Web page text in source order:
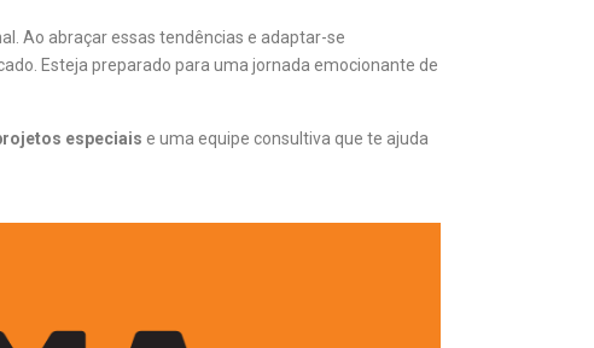
Ao abraçar essas tendências e adaptar-se
Esteja preparado para uma jornada emocionante de
especiais e uma equipe consultiva que te ajuda